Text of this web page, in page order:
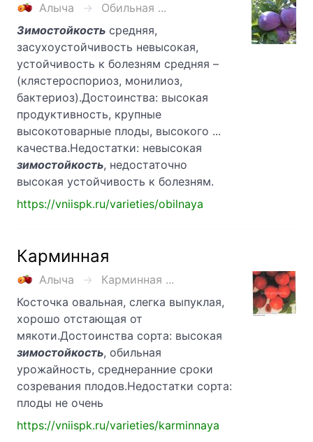
Алыча
Обильная ...
Зимостойкость средняя,
засухоустойчивость невысокая,
устойчивость к болезням средняя –
(клястероспориоз, монилиоз,
бактериоз).Достоинства: высокая
продуктивность, крупные
высокотоварные плоды, высокого ...
качества.Недостатки: невысокая
зимостойкость, недостаточно
высокая устойчивость к болезням.
https://vniispk.ru/varieties/obilnaya
Карминная
Алыча
Карминная ...
Косточка овальная, слегка выпуклая,
хорошо отстающая от
мякоти.Достоинства сорта: высокая
зимостойкость, обильная
урожайность, среднеранние сроки
созревания плодов.Недостатки сорта:
плоды не очень
https://vniispk.ru/varieties/karminnaya